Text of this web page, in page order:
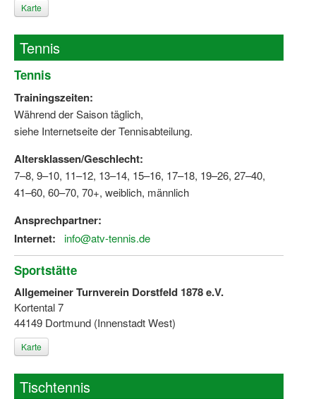
Karte
Tennis
Tennis
Trainingszeiten:
Während der Saison täglich,
siehe Internetseite der Tennisabteilung.
Altersklassen/Geschlecht:
7–8, 9–10, 11–12, 13–14, 15–16, 17–18, 19–26, 27–40,
41–60, 60–70, 70+, weiblich, männlich
Ansprechpartner:
Internet:
info@atv-tennis.de
Sportstätte
Allgemeiner Turnverein Dorstfeld 1878 e.V.
Kortental 7
44149 Dortmund (Innenstadt West)
Karte
Tischtennis